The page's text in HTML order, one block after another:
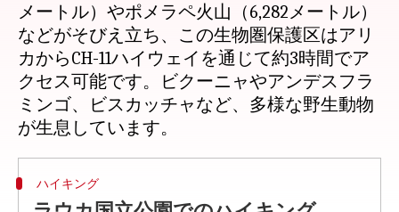
メートル）やポメラペ火山（6,282メートル）
などがそびえ立ち、この生物圏保護区はアリ
カからCH-11ハイウェイを通じて約3時間でア
クセス可能です。ビクーニャやアンデスフラ
ミンゴ、ビスカッチャなど、多様な野生動物
ハイキング